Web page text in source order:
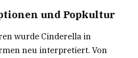
und Popkultur
wurde Cinderella in
neu interpretiert. Von